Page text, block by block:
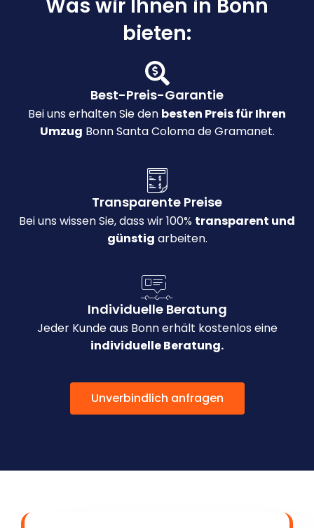
Was wir Ihnen in Bonn
bieten:
Best-Preis-Garantie
Bei uns erhalten Sie den besten Preis für Ihren
Umzug Bonn Santa Coloma de Gramanet.
Transparente Preise
Bei uns wissen Sie, dass wir 100% transparent und
günstig arbeiten.
Individuelle Beratung
Jeder Kunde aus Bonn erhält kostenlos eine
individuelle Beratung.
Unverbindlich anfragen